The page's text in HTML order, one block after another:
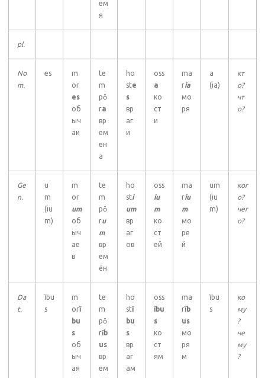
ем
я
pl.
No
m.
es
m
or
es
об
ыч
аи
te
m
pŏ
ra
вр
ем
ен
а
ho
ste
s
вр
аг
и
oss
a
ко
ст
и
ma
ria
мо
ря
a
(ia)
кт
о?
чт
о?
Ge
n.
u
m
(iu
m)
m
or
um
об
ыч
ае
в
te
m
pŏ
ru
m
вр
ем
ён
ho
sti
um
вр
аг
ов
oss
iu
m
ко
ст
ей
ma
riu
m
мо
ре
й
um
(iu
m)
ког
о?
чег
о?
Da
t.
ĭbu
s
m
orĭ
bu
s
об
ыч
ая
te
m
pŏ
rĭb
us
вр
ем
ho
stĭ
bu
s
вр
аг
ам
oss
ĭbu
s
ко
ст
ям
ma
rĭb
us
мо
ря
м
ĭbu
s
ко
му
?
че
му
?